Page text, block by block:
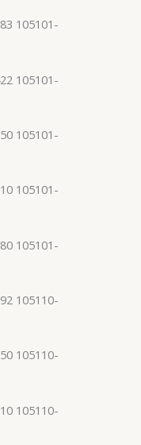
105101-
105101-
105101-
105101-
105101-
105110-
105110-
105110-